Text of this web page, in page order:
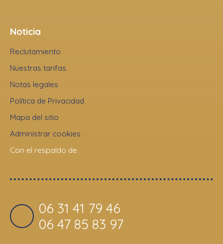
Noticia
Reclutamiento
Nuestras tarifas
Notas legales
Política de Privacidad
Mapa del sitio
Administrar cookies
Con el respaldo de
06 31 41 79 46
06 47 85 83 97